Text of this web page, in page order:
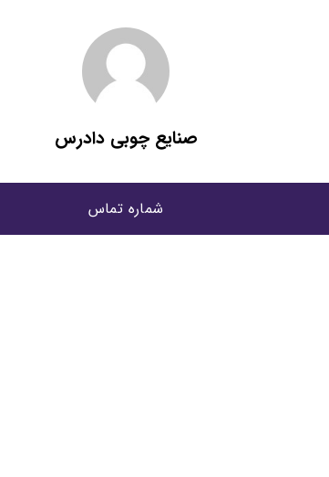
صنایع چوبی دادرس
شماره تماس